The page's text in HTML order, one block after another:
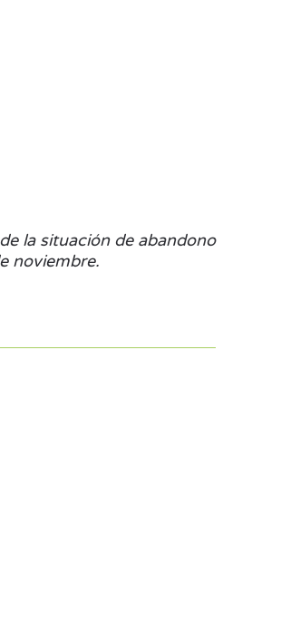
la situación de abandono
noviembre.